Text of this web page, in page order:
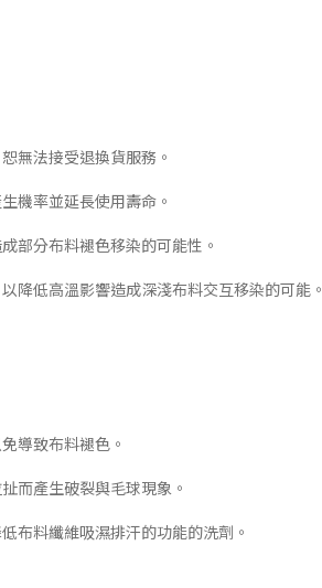
無法接受退換貨服務。
機率並延長使用壽命。
部分布料褪色移染的可能性。
降低高溫影響造成深淺布料交互移染的可能。
導致布料褪色。
而產生破裂與毛球現象。
布料纖維吸濕排汗的功能的洗劑。